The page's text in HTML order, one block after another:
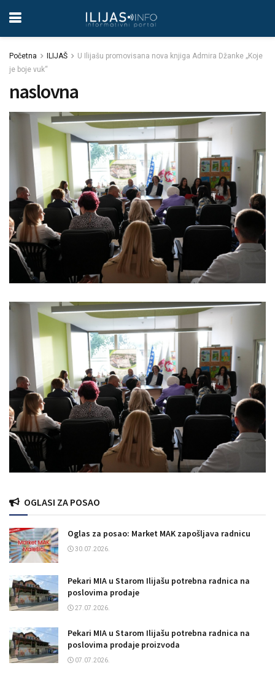
Početna ILIJAŠ
U Ilijašu promovisana nova knjiga Admira Džanke „Koje
je boje vuk“
naslovna
OGLASI ZA POSAO
Oglas za posao: Market MAK zapošljava radnicu
30.07.2026.
Pekari MIA u Starom Ilijašu potrebna radnica na
poslovima prodaje
27.07.2026.
Pekari MIA u Starom Ilijašu potrebna radnica na
poslovima prodaje proizvoda
07.07.2026.